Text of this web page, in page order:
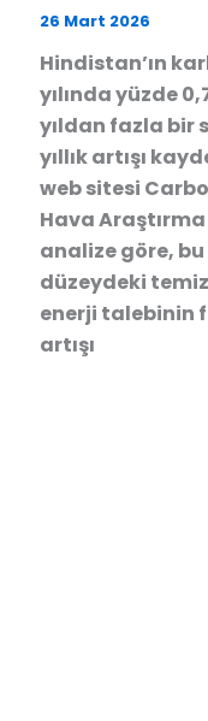
26 Mart 2026
Hindistan’ın
yılında yüzde
yıldan fazla bir
yıllık artışı
web sitesi
Hava
analize göre,
düzeydeki
enerji talebinin
artışı